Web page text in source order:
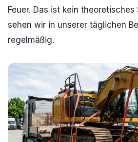
Feuer. Das ist kein
sehen wir in unserer täglichen
regelmäßig.